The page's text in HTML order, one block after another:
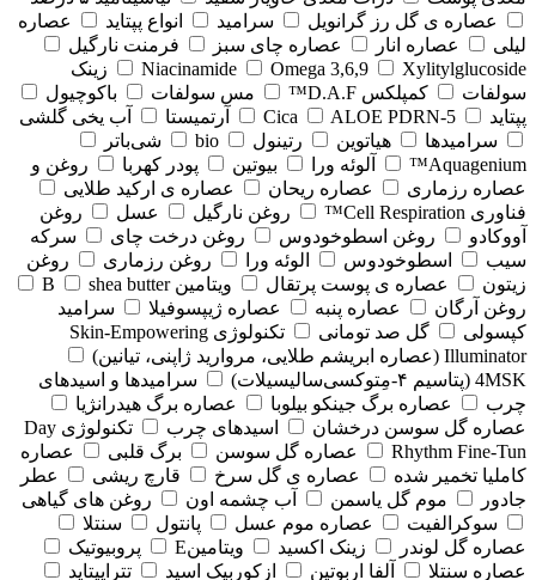
عصاره ی گل رز گرانویل
سرامید انواع پپتاید
عصاره
لیلی
عصاره انار عصاره چای سبز
فرمنت نارگیل
Niacinamide
Omega 3,6,9 Xylitylglucoside
زینک
سولفات
کمپلکس D.A.F™ مس سولفات
باکوچیول
پپتاید
5-Cica
ALOE PDRN آرتمیستا
آب یخی گلشی
سرامیدها
هیاتوین رتینول bio
شی‌باتر
Aquagenium™
آلوئه ورا بیوتین پودر کهربا
روغن و
عصاره رزماری
عصاره ریحان
عصاره ی ارکید طلایی
فناوری Cell Respiration™
روغن نارگیل عسل
روغن
آووکادو
روغن اسطوخودوس روغن درخت چای
سرکه
سیب
اسطوخودوس الوئه ورا روغن رزماری
روغن
زیتون
عصاره ی پوست پرتقال ویتامین Bshea butter
روغن آرگان
عصاره پنبه عصاره ژیپسوفیلا
سرامید
کپسولی
گل صد تومانی
تکنولوژی Skin-Empowering
Illuminator (عصاره ابریشم طلایی، مروارید ژاپنی، تیانین)
4MSK (پتاسیم ۴‑مِتوکسی‌سالیسیلات)
سرامیدها و اسیدهای
چرب
عصاره برگ جینکو بیلوبا
عصاره برگ هیدرانژیا
عصاره گل سوسن درخشان
اسیدهای چرب
تکنولوژی Day
Rhythm Fine‑Tun
عصاره گل سوسن برگ قلبی
عصاره
کاملیا تخمیر شده
عصاره ی گل سرخ قارچ ریشی
عطر
جادور
موم گل یاسمن آب چشمه اون
روغن های گیاهی
سوکرالفیت
عصاره موم عسل پانتول
سنتلا
عصاره گل لوندر
زینک اکسید ویتامینE
پروبیوتیک
عصاره سنتلا
آلفا اربوتین ازکوربیک اسید تتراپپتاید